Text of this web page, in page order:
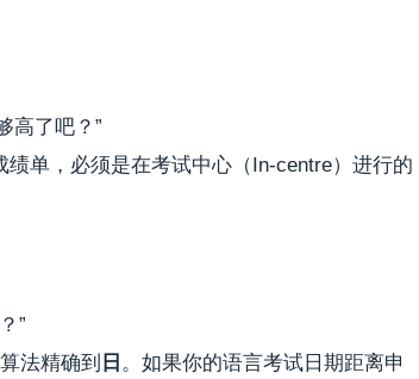
高了吧？”
单，必须是在考试中心（In-centre）进行的
”
法精确到 日 。如果你的语言考试日期距离申